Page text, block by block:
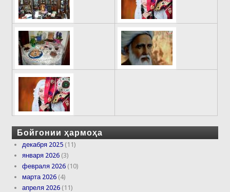
Бойгонии ҳармоҳа
декабря 2025 (11)
января 2026 (3)
февраля 2026 (10)
марта 2026 (4)
апреля 2026 (11)